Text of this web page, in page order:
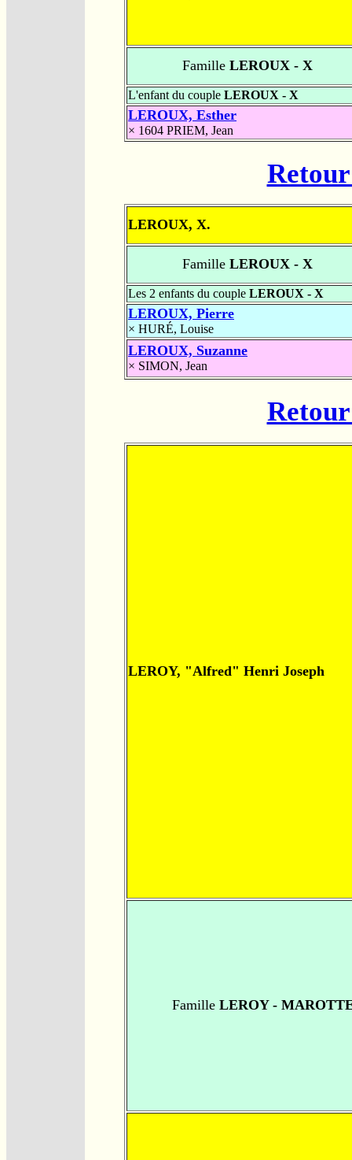
FamilleLEROUX - X
L'enfant du couple LEROUX - X
LEROUX, Esther
× 1604 PRIEM, Jean
LEROUX, X.
FamilleLEROUX - X
Les 2 enfants du couple LEROUX - X
LEROUX, Pierre
× HURÉ, Louise
LEROUX, Suzanne
× SIMON, Jean
LEROY, "Alfred" Henri Joseph
Famille LEROY -